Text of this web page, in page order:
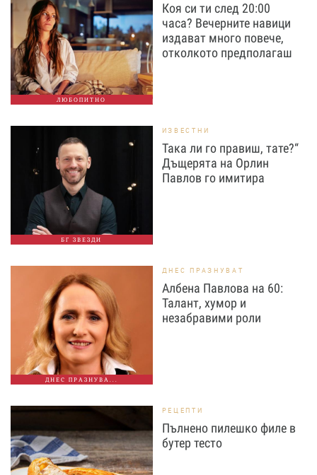
ЛЮБОПИТНО
Коя си ти след 20:00
часа? Вечерните навици
издават много повече,
отколкото предполагаш
БГ ЗВЕЗДИ
ИЗВЕСТНИ
Така ли го правиш, тате?“
Дъщерята на Орлин
Павлов го имитира
ДНЕС ПРАЗНУВА...
ДНЕС ПРАЗНУВАТ
Албена Павлова на 60:
Талант, хумор и
незабравими роли
РЕЦЕПТИ
Пълнено пилешко филе в
бутер тесто